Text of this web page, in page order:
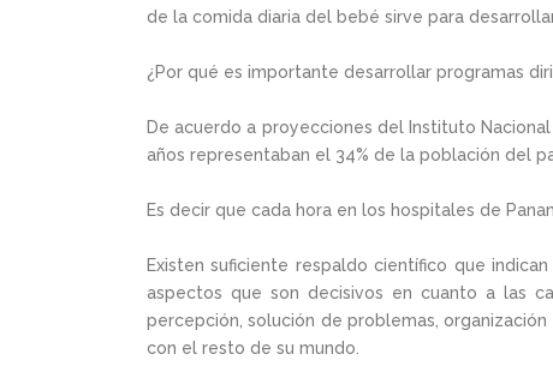
de la comida diaria del bebé sirve para
¿Por qué es importante desarrollar programas
De acuerdo a proyecciones del Instituto
años representaban el 34% de la población del
Es decir que cada hora en los hospitales de
Existen suficiente respaldo científico que
aspectos que son decisivos en cuanto a las
percepción, solución de problemas,
con el resto de su mundo.